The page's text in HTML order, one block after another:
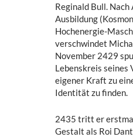
Reginald Bull.
Ausbildung
Hochenergie-
verschwindet
November 2429
Lebenskreis seines
eigener Kraft zu
Identität zu finden.
2435 tritt er
Gestalt als Roi